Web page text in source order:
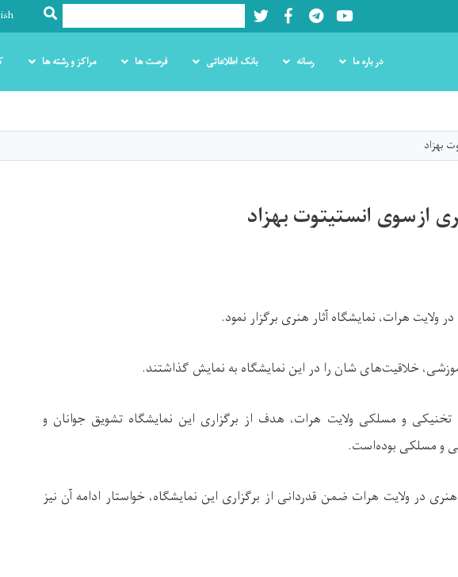
content
Youtube
LinkedIn
Facebook
Twitter
Search
در باره ما رسانه بانک اطلاعاتی فرصت ها مراکز و رشته ها
بهزاد
ازسوی انستیتوت بهزاد
ولایت هرات، نمایشگاه آثار هنری برگزار نمود.
خلاقیت‌های شان را در این نمایشگاه به نمایش گذاشتند.
تخنیکی و مسلکی ولایت هرات، هدف از برگزاری این نمایشگاه تشویق جوانان و
و مسلکی بوده‌است.
در ولایت هرات ضمن قدردانی از برگزاری این نمایشگاه، خواستار ادامه آن نیز